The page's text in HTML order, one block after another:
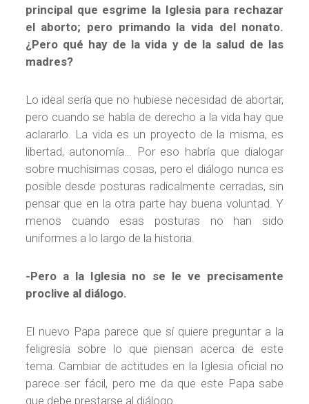
principal que esgrime la Iglesia para rechazar
el aborto; pero primando la vida del nonato.
¿Pero qué hay de la vida y de la salud de las
madres?
Lo ideal sería que no hubiese necesidad de abortar,
pero cuando se habla de derecho a la vida hay que
aclararlo. La vida es un proyecto de la misma, es
libertad, autonomía… Por eso habría que dialogar
sobre muchísimas cosas, pero el diálogo nunca es
posible desde posturas radicalmente cerradas, sin
pensar que en la otra parte hay buena voluntad. Y
menos cuando esas posturas no han sido
uniformes a lo largo de la historia.
-Pero a la Iglesia no se le ve precisamente
proclive al diálogo.
El nuevo Papa parece que sí quiere preguntar a la
feligresía sobre lo que piensan acerca de este
tema. Cambiar de actitudes en la Iglesia oficial no
parece ser fácil, pero me da que este Papa sabe
que debe prestarse al diálogo.